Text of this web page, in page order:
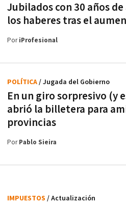
Jubilados con 30 años
los haberes tras el
PoriProfesional
En un giro sorpresivo (y
abrió la billetera para
provincias
POLÍTICA/ Jugada del Gobierno
PorPablo Sieira
IMPUESTOS / Actualización